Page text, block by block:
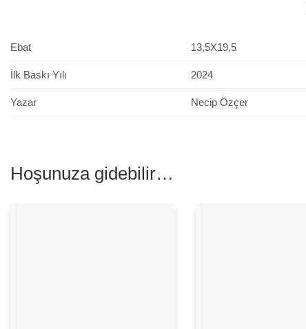
Ebat 13,5X19,5
İlk Baskı Yılı 2024
Yazar Necip Özçer
Hoşunuza gidebilir…